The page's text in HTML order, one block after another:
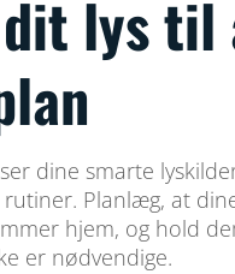
lys til
dine smarte
rutiner. Planlæg, at
hjem, og hold
er nødvendige.